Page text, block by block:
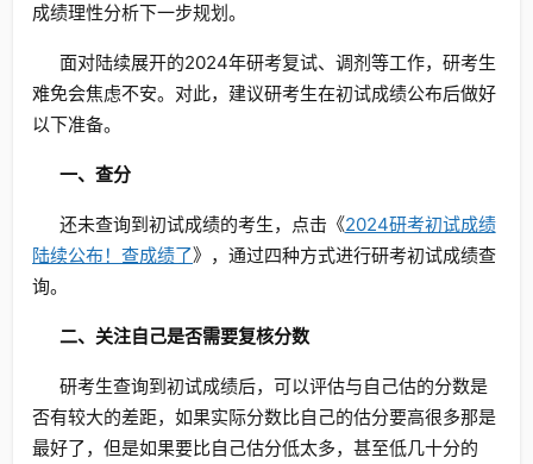
成绩理性分析下一步规划。
面对陆续展开的2024年研考复试、调剂等工作，研考生
难免会焦虑不安。对此，建议研考生在初试成绩公布后做好
以下准备。
一、查分
还未查询到初试成绩的考生，点击《2024研考初试成绩
陆续公布！查成绩了》，通过四种方式进行研考初试成绩查
询。
二、关注自己是否需要复核分数
研考生查询到初试成绩后，可以评估与自己估的分数是
否有较大的差距，如果实际分数比自己的估分要高很多那是
最好了，但是如果要比自己估分低太多，甚至低几十分的